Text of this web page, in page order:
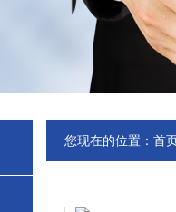
您现在的位置： 首